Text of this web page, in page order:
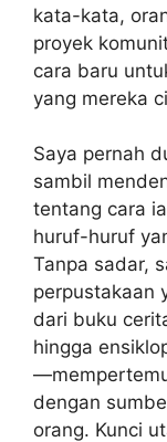
kata-kata,
proyek
cara baru
yang mereka
Saya pernah
sambil
tentang cara
huruf-huruf
Tanpa sadar,
perpustakaan
dari buku
hingga
dengan
orang. Kunci